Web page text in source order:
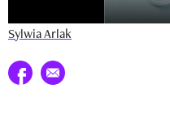
Sylwia Arlak
Udostępnij na facebook
E-mail do przyjaciela